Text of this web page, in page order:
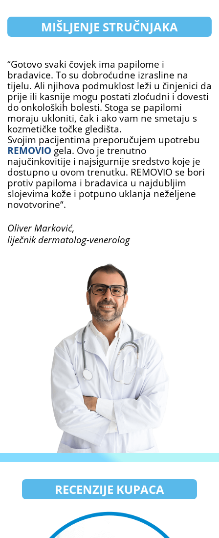
MIŠLJENJE STRUČNJAKA
“Gotovo svaki čovjek ima papilome i
bradavice. To su dobroćudne izrasline na
tijelu. Ali njihova podmuklost leži u činjenici da
prije ili kasnije mogu postati zloćudni i dovesti
do onkoloških bolesti. Stoga se papilomi
moraju ukloniti, čak i ako vam ne smetaju s
kozmetičke točke gledišta.
Svojim pacijentima preporučujem upotrebu
REMOVIO gela. Ovo je trenutno
najučinkovitije i najsigurnije sredstvo koje je
dostupno u ovom trenutku. REMOVIO se bori
protiv papiloma i bradavica u najdubljim
slojevima kože i potpuno uklanja neželjene
novotvorine“.
Oliver Marković,
liječnik dermatolog-venerolog
RECENZIJE KUPACA